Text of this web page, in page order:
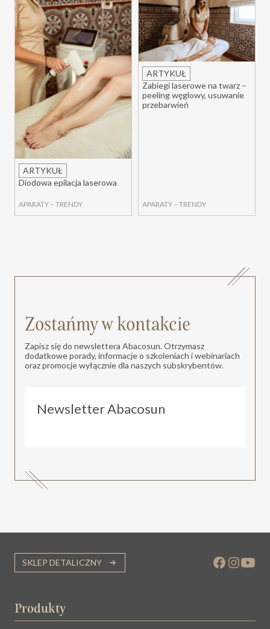
ARTYKUŁ
Diodowa epilacja laserowa
APARATY – TRENDY
ARTYKUŁ
Zabiegi laserowe na twarz –
peeling węglowy, usuwanie
przebarwień
APARATY – TRENDY
Zostańmy w kontakcie
Zapisz się do newslettera Abacosun. Otrzymasz
dodatkowe porady, informacje o szkoleniach i webinariach
oraz promocje wyłącznie dla naszych subskrybentów.
Newsletter Abacosun
SKLEP DETALICZNY
Produkty